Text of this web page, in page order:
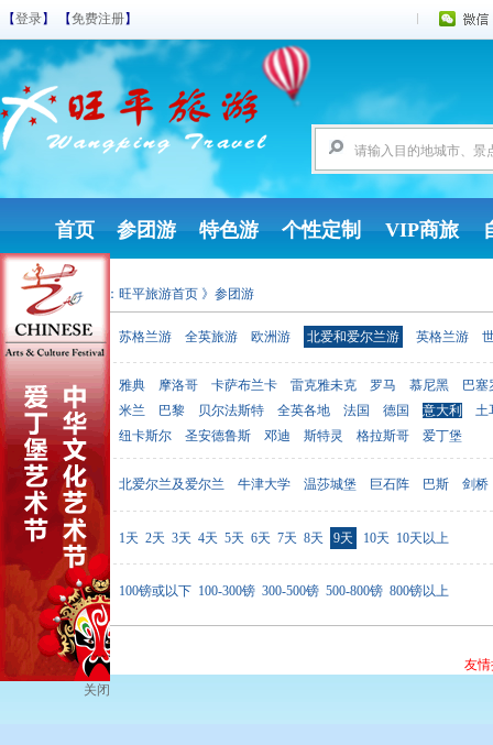
【登录】 【免费注册】
首页 参团游 特色游 个性定制 VIP商旅
您现在的位置： 旺平旅游首页 》参团游
参团游 苏格兰游 全英旅游 欧洲游 北爱和爱尔兰游 英格兰游
出发地点 雅典 摩洛哥 卡萨布兰卡 雷克雅未克 罗马 慕尼黑
巴塞
米兰
巴黎 贝尔法斯特 全英各地 法国 德国 意大利
土
纽卡斯尔
圣安德鲁斯 邓迪 斯特灵 格拉斯哥 爱丁堡
目的地点 北爱尔兰及爱尔兰 牛津大学 温莎城堡 巨石阵 巴斯 剑桥
行程天数 1天 2天 3天 4天 5天 6天 7天 8天 9天 10天 10天以上
价格范围 100镑或以下 100-300镑 300-500镑 500-800镑 800镑以上
友
关闭